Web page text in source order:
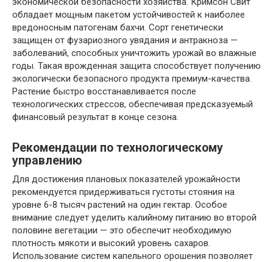
обладает мощным пакетом устойчивостей к наиболее
вредоносным патогенам бахчи. Сорт генетически
защищен от фузариозного увядания и антракноза —
заболеваний, способных уничтожить урожай во влажные
годы. Такая врожденная защита способствует получению
экологически безопасного продукта премиум-качества.
Растение быстро восстанавливается после
технологических стрессов, обеспечивая предсказуемый
финансовый результат в конце сезона.
Рекомендации по технологическому
управлению
Для достижения плановых показателей урожайности
рекомендуется придерживаться густоты стояния на
уровне 6-8 тысяч растений на один гектар. Особое
внимание следует уделить калийному питанию во второй
половине вегетации — это обеспечит необходимую
плотность мякоти и высокий уровень сахаров.
Использование систем капельного орошения позволяет